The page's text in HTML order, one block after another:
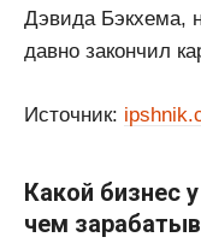
Дэвида Бэкхема,
давно закончил
Источник:
Какой бизнес
чем